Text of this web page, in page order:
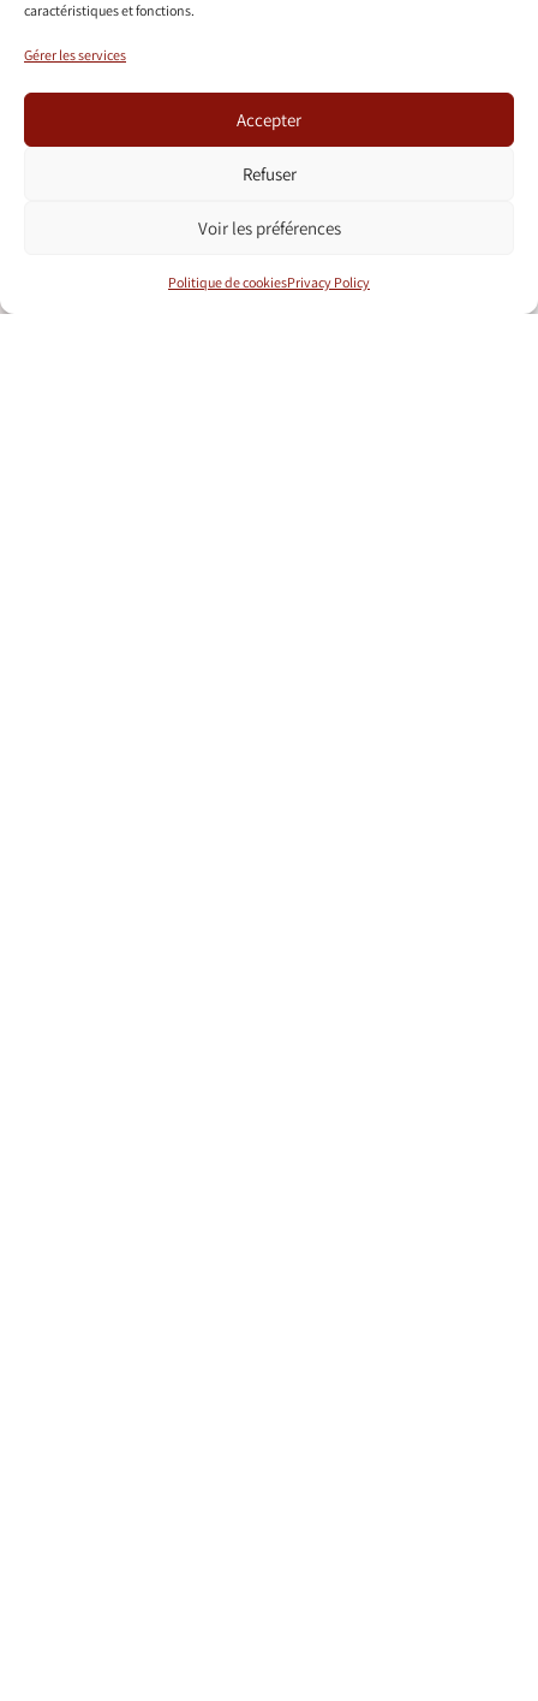
caractéristiques et fonctions.
Gérer les services
Accepter
Refuser
Voir les préférences
Politique de cookiesPrivacy Policy